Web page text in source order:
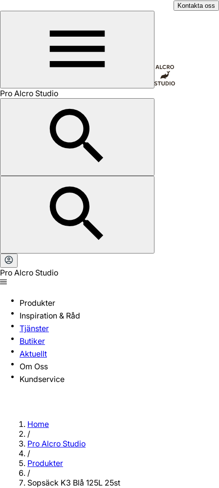
Kontakta oss
Pro Alcro Studio
Pro Alcro Studio
Produkter
Inspiration & Råd
Tjänster
Butiker
Aktuellt
Om Oss
Kundservice
Home
/
Pro Alcro Studio
/
Produkter
/
Sopsäck K3 Blå 125L 25st